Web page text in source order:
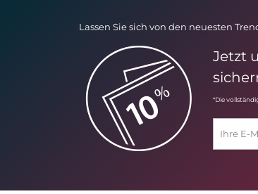
Lassen Sie sich von den neuesten
Jetzt
*Die